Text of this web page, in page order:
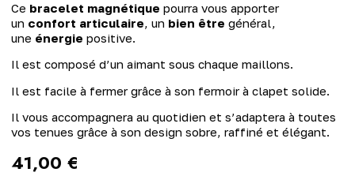
Ce bracelet magnétique pourra vous apporter
un confort articulaire, un bien être général,
une énergie positive.
Il est composé d’un aimant sous chaque maillons.
Il est facile à fermer grâce à son fermoir à clapet solide.
Il vous accompagnera au quotidien et s’adaptera à toutes
vos tenues grâce à son design sobre, raffiné et élégant.
41,00 €